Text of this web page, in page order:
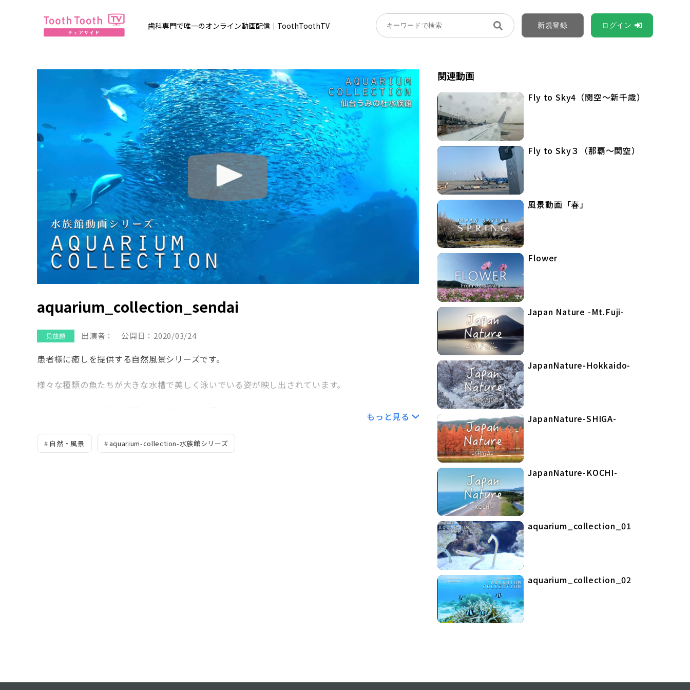
歯科専門で唯一のオンライン動画配信｜ToothToothTV 新規登録 ログイン
aquarium_collection_sendai
出演者： 公開日：2020/03/24
患者様に癒しを提供する自然風景シリーズです。
様々な種類の魚たちが大きな水槽で美しく泳いでいる姿が映し出されています。
歯科関係の映像の合間に放映されてみてはいかがでしょうか。
もっと見る
自然・風景 aquarium-collection-水族館シリーズ
関連動画
Fly to Sky4（関空〜新千歳）
Fly to Sky３（那覇〜関空）
風景動画「春」
Flower
Japan Nature -Mt.Fuji-
JapanNature-Hokkaido-
JapanNature-SHIGA-
JapanNature-KOCHI-
aquarium_collection_01
aquarium_collection_02